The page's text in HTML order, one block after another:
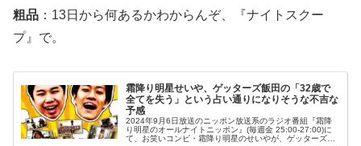
粗品 ：13日から何あるかわからんぞ、『ナイトスクー
プ』で。
霜降り明星せいや、ゲッターズ飯田の「32歳で
全てを失う」という占い通りになりそうな不吉な
予感
2024年9月6日放送のニッポン放送系のラジオ番組『霜降
り明星のオールナイトニッポン』(毎週金 25:00-27:00)に
て、お笑いコンビ・霜降り明星のせいやが、ゲッターズ飯